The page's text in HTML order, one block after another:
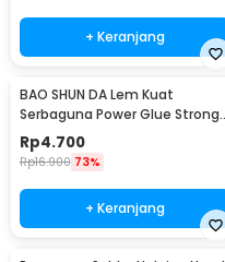
+ Keranjang
BAO SHUN DA Lem Kuat
Serbaguna Power Glue Strong
Adhesive 15ml - B-7000
Rp4.700
Rp16.900 73%
+ Keranjang